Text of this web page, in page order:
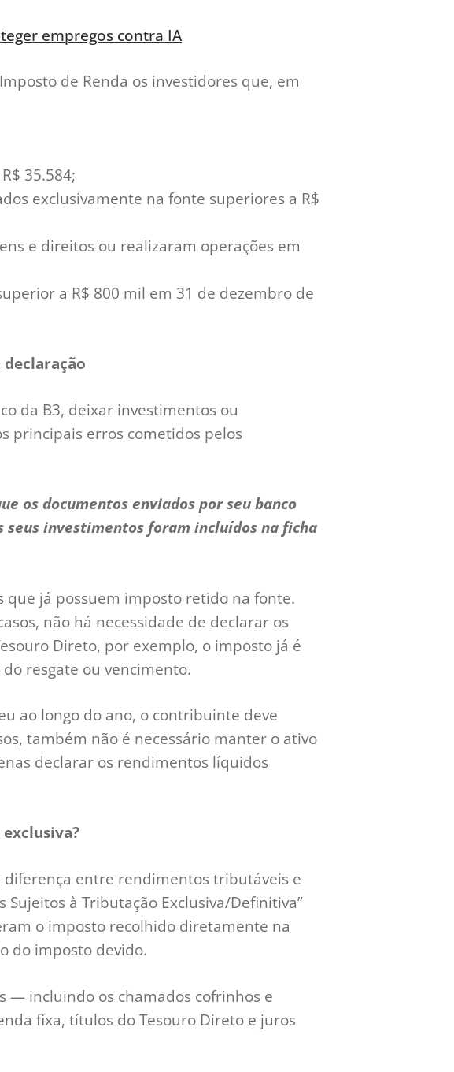
empregos contra IA
de Renda os investidores que, em
35.584;
exclusivamente na fonte superiores a R$
e direitos ou realizaram operações em
a R$ 800 mil em 31 de dezembro de
declaração
da B3, deixar investimentos ou
principais erros cometidos pelos
os documentos enviados por seu banco
investimentos foram incluídos na ficha
que já possuem imposto retido na fonte.
não há necessidade de declarar os
Direto, por exemplo, o imposto já é
resgate ou vencimento.
ao longo do ano, o contribuinte deve
também não é necessário manter o ativo
declarar os rendimentos líquidos
entre rendimentos tributáveis e
à Tributação Exclusiva/Definitiva”
o imposto recolhido diretamente na
do imposto devido.
— incluindo os chamados cofrinhos e
fixa, títulos do Tesouro Direto e juros